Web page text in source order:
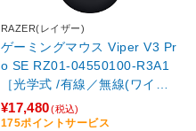
RAZER(レイザー)
ゲーミングマウス Viper V3 Pr
o SE RZ01-04550100-R3A1
［光学式 /有線／無線(ワイヤ
レス) /6ボタン /USB］ 【86
4】
¥17,480(税込)
175ポイントサービス